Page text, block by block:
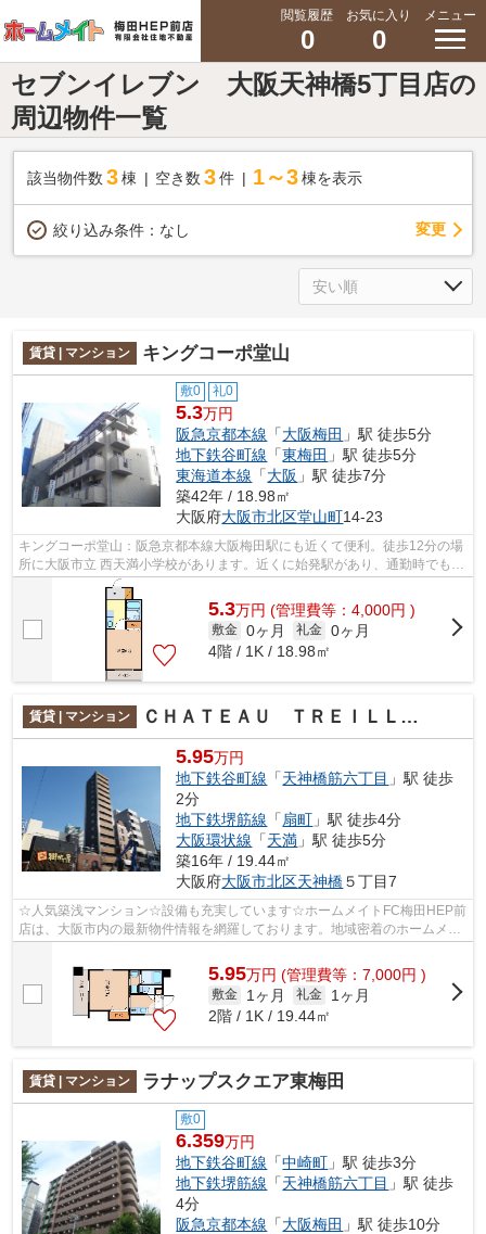
閲覧履歴
0
お気に入り
0
メニュー
セブンイレブン 大阪天神橋5丁目店の
周辺物件一覧
該当物件数 3棟 空き数 3 件 1～3 棟を表示
絞り込み条件： なし 変更
賃貸 | マンション キングコーポ堂山
敷0 礼0
5.3万円
阪急京都本線 「大阪梅田 」駅 徒歩5分
地下鉄谷町線 「東梅田 」駅 徒歩5分
東海道本線 「大阪 」駅 徒歩7分
築42年 / 18.98㎡
大阪府大阪市北区堂山町14-23
キングコーポ堂山：阪急京都本線大阪梅田駅にも近くて便利。徒歩12分の場
所に大阪市立 西天満小学校があります。近くに始発駅があり、通勤時でも電
車に座りやすいです。眺望良好な物件...
5.3万円 (管理費等：4,000円 )
敷金 0ヶ月 礼金 0ヶ月
4階 / 1K / 18.98㎡
賃貸 | マンション ＣＨＡＴＥＡＵ ＴＲＥＩＬＬＩＳ
5.95万円
地下鉄谷町線 「天神橋筋六丁目 」駅 徒歩
2分
地下鉄堺筋線 「 扇町 」駅 徒歩4分
大阪環状線 「天満 」駅 徒歩5分
築16年 / 19.44㎡
大阪府大阪市北区天神橋５丁目7
☆人気築浅マンション☆設備も充実しています☆ホームメイトFC梅田HEP前
店は、大阪市内の最新物件情報を網羅しております。地域密着のホームメイ
5.95万円 (管理費等：7,000円 )
敷金 1ヶ月 礼金
1ヶ月
2階 / 1K / 19.44㎡
賃貸 | マンション ラナップスクエア東梅田
敷0
6.359万円
地下鉄谷町線 「中崎町 」駅 徒歩3分
地下鉄堺筋線 「天神橋筋六丁目 」駅 徒歩
4分
阪急京都本線 「大阪梅田 」駅 徒歩10分